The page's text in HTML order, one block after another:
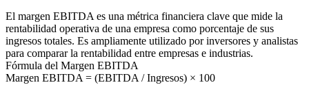
El margen EBITDA es una métrica financiera clave que mide la
rentabilidad operativa de una empresa como porcentaje de sus
ingresos totales. Es ampliamente utilizado por inversores y analistas
para comparar la rentabilidad entre empresas e industrias.
Fórmula del Margen EBITDA
Margen EBITDA = (EBITDA / Ingresos) × 100